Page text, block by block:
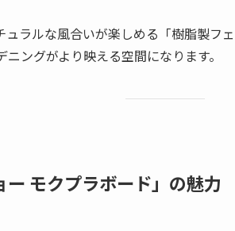
ラルな風合いが楽しめる「樹脂製フ
ングがより映える空間になります。
モクプラボード」の魅力